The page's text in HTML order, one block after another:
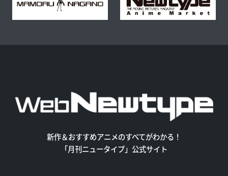
新作＆おすすめアニメのすべてがわかる！
「月刊ニュータイプ」公式サイト